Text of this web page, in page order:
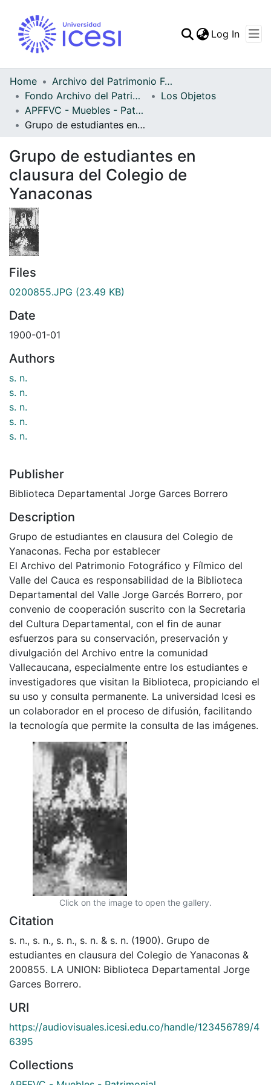
Statistics
Log In
Home
Archivo del Patrimonio Fotográfico y Fílmico del Valle del Cauca
Fondo Archivo del Patrimonio Fotográfico y Fílmico del Valle del Cauca
Los Objetos
APFFVC - Muebles - Patrimonial
Grupo de estudiantes en clausura del Colegio de Yanaconas
Grupo de estudiantes en
clausura del Colegio de
Yanaconas
Files
0200855.JPG (23.49 KB)
Date
1900-01-01
Authors
s. n.
s. n.
s. n.
s. n.
s. n.
Publisher
Biblioteca Departamental Jorge Garces Borrero
Description
Grupo de estudiantes en clausura del Colegio de
Yanaconas. Fecha por establecer
El Archivo del Patrimonio Fotográfico y Fílmico del
Valle del Cauca es responsabilidad de la Biblioteca
Departamental del Valle Jorge Garcés Borrero, por
convenio de cooperación suscrito con la Secretaria
del Cultura Departamental, con el fin de aunar
esfuerzos para su conservación, preservación y
divulgación del Archivo entre la comunidad
Vallecaucana, especialmente entre los estudiantes e
investigadores que visitan la Biblioteca, propiciando el
su uso y consulta permanente. La universidad Icesi es
un colaborador en el proceso de difusión, facilitando
la tecnología que permite la consulta de las imágenes.
Click on the image to open the gallery.
Citation
s. n., s. n., s. n., s. n. & s. n. (1900). Grupo de
estudiantes en clausura del Colegio de Yanaconas &
200855. LA UNION: Biblioteca Departamental Jorge
Garces Borrero.
URI
https://audiovisuales.icesi.edu.co/handle/123456789/4
6395
Collections